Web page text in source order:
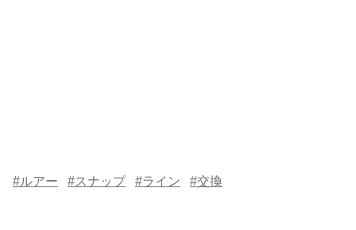
#ルアー #スナップ #ライン #交換